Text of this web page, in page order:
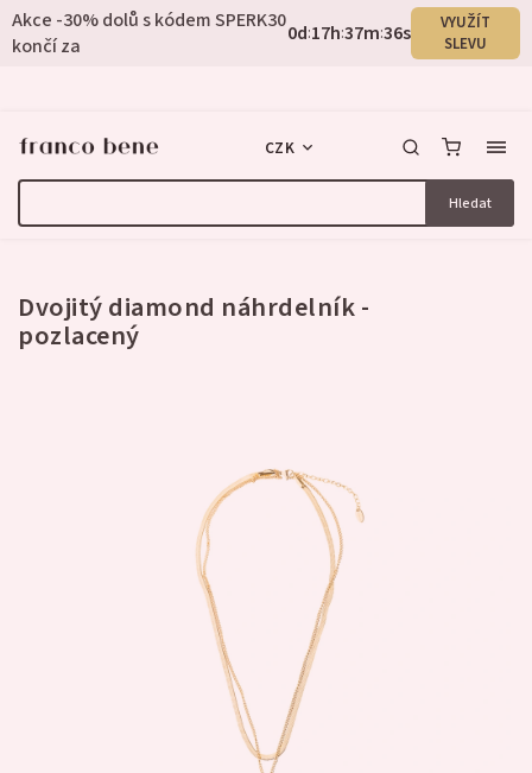
Akce -30% dolů s kódem SPERK30
končí za
0d:17h:37m:35s
VYUŽÍT
SLEVU
Hledat
CZK
1 hodnocení
Dvojitý diamond náhrdelník -
pozlacený